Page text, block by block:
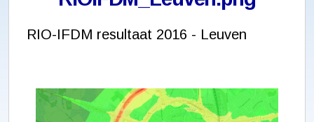
RIO-IFDM resultaat 2016 - Leuven